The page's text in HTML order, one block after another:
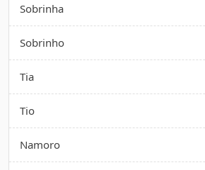
Sobrinha
Sobrinho
Tia
Tio
Namoro